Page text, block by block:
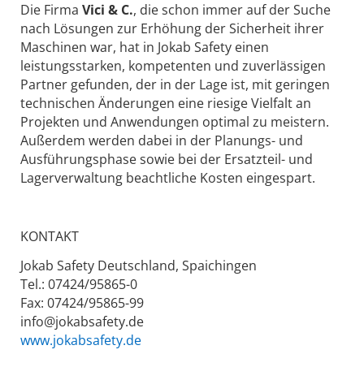
Die Firma Vici & C., die schon immer auf der Suche
nach Lösungen zur Erhöhung der Sicherheit ihrer
Maschinen war, hat in Jokab Safety einen
leistungsstarken, kompetenten und zuverlässigen
Partner gefunden, der in der Lage ist, mit geringen
technischen Änderungen eine riesige Vielfalt an
Projekten und Anwendungen optimal zu meistern.
Außerdem werden dabei in der Planungs- und
Ausführungsphase sowie bei der Ersatzteil- und
Lagerverwaltung beachtliche Kosten eingespart.
KONTAKT
Jokab Safety Deutschland, Spaichingen
Tel.: 07424/95865-0
Fax: 07424/95865-99
info@jokabsafety.de
www.jokabsafety.de